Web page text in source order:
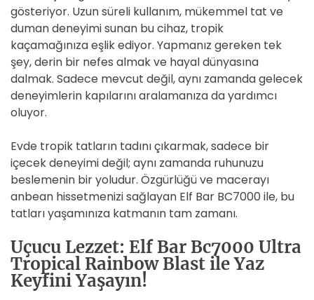
gösteriyor. Uzun süreli kullanım, mükemmel tat ve
duman deneyimi sunan bu cihaz, tropik
kaçamağınıza eşlik ediyor. Yapmanız gereken tek
şey, derin bir nefes almak ve hayal dünyasına
dalmak. Sadece mevcut değil, aynı zamanda gelecek
deneyimlerin kapılarını aralamanıza da yardımcı
oluyor.
Evde tropik tatların tadını çıkarmak, sadece bir
içecek deneyimi değil; aynı zamanda ruhunuzu
beslemenin bir yoludur. Özgürlüğü ve macerayı
anbean hissetmenizi sağlayan Elf Bar BC7000 ile, bu
tatları yaşamınıza katmanın tam zamanı.
Uçucu Lezzet: Elf Bar Bc7000 Ultra
Tropical Rainbow Blast ile Yaz
Keyfini Yaşayın!